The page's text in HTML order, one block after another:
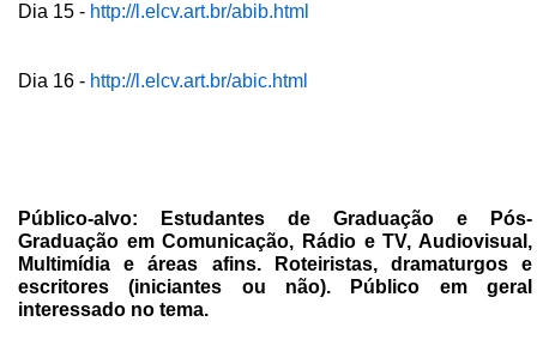
Dia 15 - http://l.elcv.art.br/abib.html
Dia 16 - http://l.elcv.art.br/abic.html
Público-alvo: Estudantes de Graduação e Pós-
Graduação em Comunicação, Rádio e TV, Audiovisual,
Multimídia e áreas afins. Roteiristas, dramaturgos e
escritores (iniciantes ou não). Público em geral
interessado no tema.